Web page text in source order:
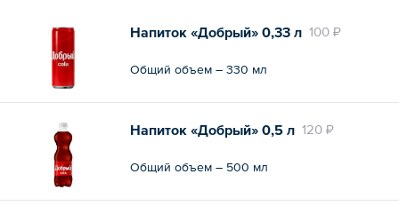
100 ₽
Напиток «Добрый» 0,33 л
Общий объем – 330 мл
120 ₽
Напиток «Добрый» 0,5 л
Общий объем – 500 мл